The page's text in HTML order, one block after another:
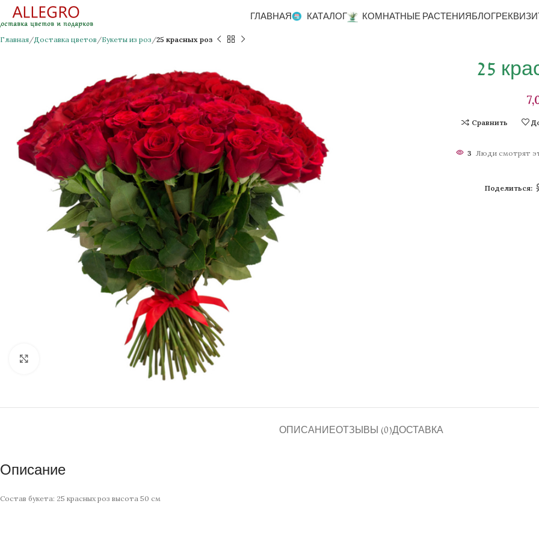
ГЛАВНАЯ КАТАЛОГ КОМНАТНЫЕ РАСТЕНИЯ БЛОГ
Главная Доставка цветов Букеты из роз 25 красных роз
Нажмите, чтобы увеличить изображение
25
Сравнить
3 Люди смотрят
Поделиться:
ОПИСАНИЕОТЗЫВЫ (0)ДОСТАВКА
Описание
Состав букета: 25 красных роз высота 50 см